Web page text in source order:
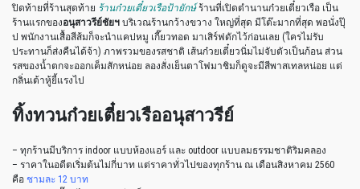
ปิดท้ายที่ร้านสุดท้าย ร้านก๋วยเตี๋ยวเรือป้ายักษ์ ร้านที่เปิดตำนานก๋วยเตี๋ยวเรือ เป็น
ร้านแรกของอนุสาวรีย์ชัยฯ บริเวณร้านกว้างขวาง ใหญ่ที่สุด มีโต๊ะมากที่สุด พอนั่งปุ๊
ป พนักงานเสื้อสีส้มก็จะนำแคปหมู เกี๊ยวทอด มาเสิร์ฟดักไว้ก่อนเลย (ใครไม่รับ
ประทานก็ส่งคืนได้จ้า) ภาพรวมของรสชาติ เส้นก๋วยเตี๋ยวนิ่มไม่จับตัวเป็นก้อน ส่วน
รสของน้ำตกจะออกเค็มสักหน่อย ลองสั่งเย็นตาโฟมาชิมก็ดูจะมีสีพาสเทลหน่อย แต่
กลิ่นเต้าหู้ยี้แรงไป
ทิ้งทวนก๋วยเตี๋ยวเรืออนุสาวรีย์
– ทุกร้านมีบริการ indoor แบบห้องแอร์ และ outdoor แบบลมธรรมชาติริมคลอง
– ราคาในอดีตเริ่มต้นไม่กี่บาท แต่ราคาทั่วไปของทุกร้าน ณ เดือนสิงหาคม 2560
คือ ชามละ 12 บาท